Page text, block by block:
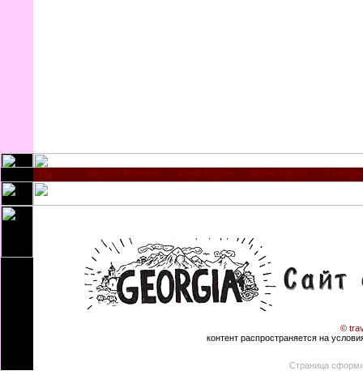
Мцхета-Мтианети Шида-Картли Квемо-Картли
©
контент распространяется на
Страница